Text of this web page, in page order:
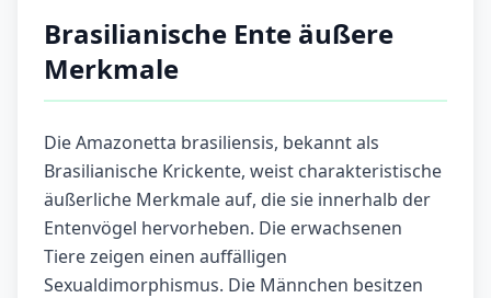
Brasilianische Ente äußere
Merkmale
Die Amazonetta brasiliensis, bekannt als
Brasilianische Krickente, weist charakteristische
äußerliche Merkmale auf, die sie innerhalb der
Entenvögel hervorheben. Die erwachsenen
Tiere zeigen einen auffälligen
Sexualdimorphismus. Die Männchen besitzen